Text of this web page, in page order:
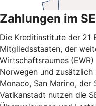
Zahlungen im
Die Kreditinstitute der 21
Mitgliedsstaaten, der
Wirtschaftsraumes
Norwegen und zusätzlich
Monaco, San Marino, der
Vatikanstadt nutzen die